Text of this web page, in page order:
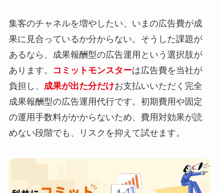
集客のチャネルを増やしたい、いまの広告費が成
果に見合っているか分からない。そうした課題が
あるなら、成果報酬型の広告運用という選択肢が
あります。
コミットモンスターは広告費を当社が
負担し、 成果が出た分だけお支払いいただく完全
成果報酬型の広告運用代行です。初期費用や固定
の運用手数料がかからないため、費用対効果が読
めない段階でも、リスクを抑えて試せます。